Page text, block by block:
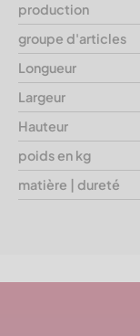
production
groupe d'articles
Longueur
Largeur
Hauteur
poids en kg
matière | dureté